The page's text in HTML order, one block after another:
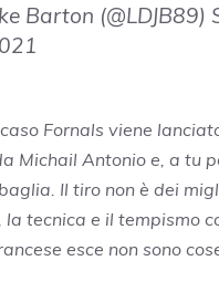
Barton (@LDJB89)
Fornals viene
Michail Antonio e, a tu
Il tiro non è dei
la tecnica e il tempismo
esce non sono